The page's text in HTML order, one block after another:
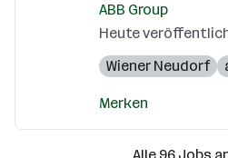
ABB Group
Heute
Wiener Neudorf
Merken